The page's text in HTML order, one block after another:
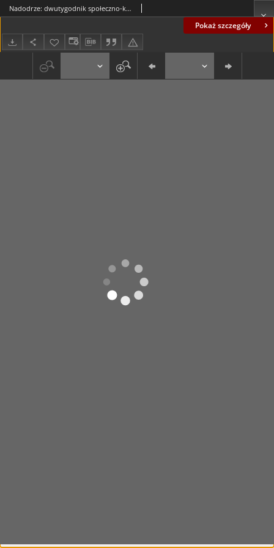
Pokaż szczegóły
Nadodrze: dwutygodnik społeczno-kulturalny, ankieta (styczeń 1974)